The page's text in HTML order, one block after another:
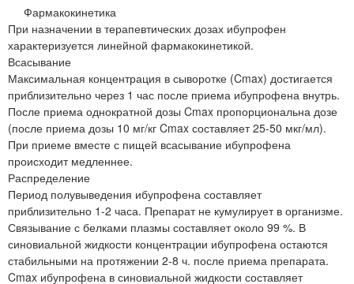
Фармакокинетика
При назначении в терапевтических дозах ибупрофен
характеризуется линейной фармакокинетикой.
Всасывание
Максимальная концентрация в сыворотке (Cmax) достигается
приблизительно через 1 час после приема ибупрофена внутрь.
После приема однократной дозы Cmax пропорциональна дозе
(после приема дозы 10 мг/кг Cmax составляет 25-50 мкг/мл).
При приеме вместе с пищей всасывание ибупрофена
происходит медленнее.
Распределение
Период полувыведения ибупрофена составляет
приблизительно 1-2 часа. Препарат не кумулирует в организме.
Связывание с белками плазмы составляет около 99 %. В
синовиальной жидкости концентрации ибупрофена остаются
стабильными на протяжении 2-8 ч. после приема препарата.
Cmax ибупрофена в синовиальной жидкости составляет